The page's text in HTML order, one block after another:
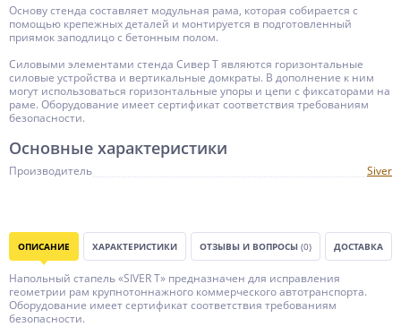
Основу стенда составляет модульная рама, которая собирается с
помощью крепежных деталей и монтируется в подготовленный
приямок заподлицо с бетонным полом.
Силовыми элементами стенда Сивер Т являются горизонтальные
силовые устройства и вертикальные домкраты. В дополнение к ним
могут использоваться горизонтальные упоры и цепи с фиксаторами на
раме. Оборудование имеет сертификат соответствия требованиям
безопасности.
Основные характеристики
Производитель Siver
ОПИСАНИЕ ХАРАКТЕРИСТИКИ ОТЗЫВЫ И ВОПРОСЫ (0) ДОСТАВКА
Напольный стапель «SIVER T» предназначен для исправления
геометрии рам крупнотоннажного коммерческого автотранспорта.
Оборудование имеет сертификат соответствия требованиям
безопасности.